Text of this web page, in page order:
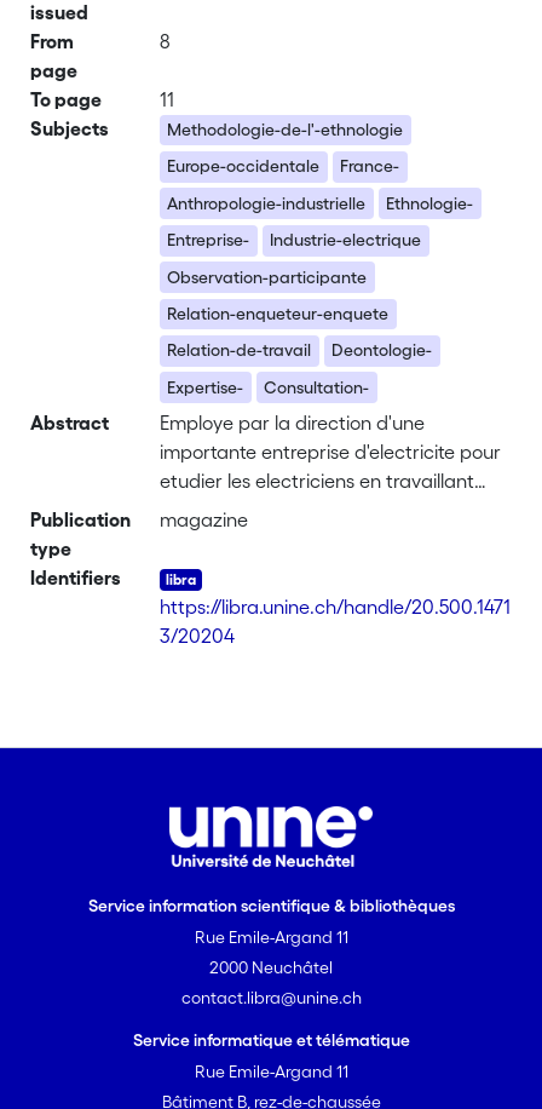
issued
From
page
8
To page
11
Subjects
Methodologie-de-l'-ethnologie
Europe-occidentale
France-
Anthropologie-industrielle
Ethnologie-
Entreprise-
Industrie-electrique
Observation-participante
Relation-enqueteur-enquete
Relation-de-travail
Deontologie-
Expertise-
Consultation-
Abstract
Employe par la direction d'une
importante entreprise d'electricite pour
etudier les electriciens en travaillant
avec eux, l'A. retrace son experience
difficultes, mais aussi les satisfactions,
qu'il a pu rencontrer dans les relations
avec ses nouveaux "collegues de
batiment. Il s'interroge notamment sur
lorsque celui-ci est sollicite, par son
employeur, pour jouer le role de
des solutions aux dysfonctionnements
de l'entreprise.
Publication
type
magazine
Identifiers
https://libra.unine.ch/handle/20.500.1471
3/20204
Service information scientifique & bibliothèques
Rue Emile-Argand 11
2000 Neuchâtel
contact.libra@unine.ch
Service informatique et télématique
Rue Emile-Argand 11
Bâtiment B, rez-de-chaussée